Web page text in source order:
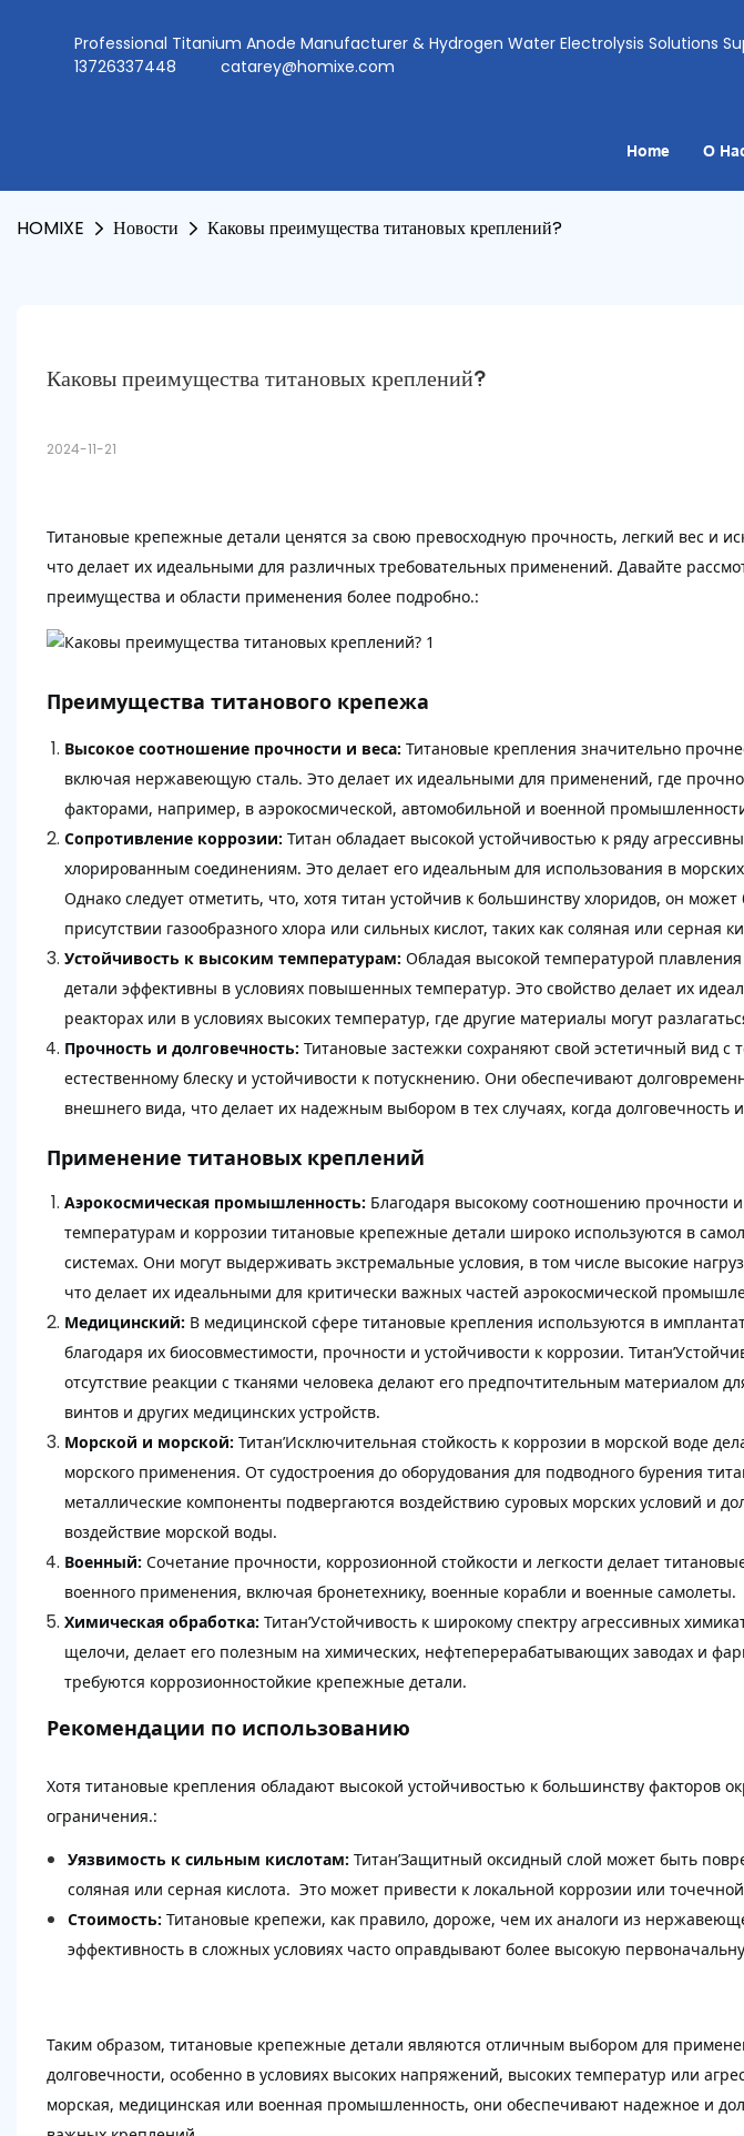
Professional Titanium Anode Manufacturer & Hydrogen Water Electrolysis
13726337448
catarey@homixe.com
Home О
HOMIXE Новости Каковы преимущества титановых креплений?
Каковы преимущества титановых креплений?
2024-11-21
Титановые крепежные детали ценятся за свою превосходную прочность, легкий вес и
что делает их идеальными для различных требовательных применений. Давайте
преимущества и области применения более подробно.:
Преимущества титанового крепежа
Высокое соотношение прочности и веса: Титановые крепления значительно
включая нержавеющую сталь. Это делает их идеальными для применений, где
факторами, например, в аэрокосмической, автомобильной и военной
Сопротивление коррозии: Титан обладает высокой устойчивостью к ряду
хлорированным соединениям. Это делает его идеальным для использования в
Однако следует отметить, что, хотя титан устойчив к большинству хлоридов, он
присутствии газообразного хлора или сильных кислот, таких как соляная или серная
Устойчивость к высоким температурам: Обладая высокой температурой
детали эффективны в условиях повышенных температур. Это свойство делает их
реакторах или в условиях высоких температур, где другие материалы могут
Прочность и долговечность: Титановые застежки сохраняют свой эстетичный вид с
естественному блеску и устойчивости к потускнению. Они обеспечивают
внешнего вида, что делает их надежным выбором в тех случаях, когда
Применение титановых креплений
Аэрокосмическая промышленность: Благодаря высокому соотношению прочности
температурам и коррозии титановые крепежные детали широко используются в
системах. Они могут выдерживать экстремальные условия, в том числе высокие
что делает их идеальными для критически важных частей аэрокосмической
Медицинский: В медицинской сфере титановые крепления используются в
благодаря их биосовместимости, прочности и устойчивости к коррозии.
отсутствие реакции с тканями человека делают его предпочтительным материалом
винтов и других медицинских устройств.
Морской и морской: Титан’Исключительная стойкость к коррозии в морской воде
морского применения. От судостроения до оборудования для подводного бурения
металлические компоненты подвергаются воздействию суровых морских условий и
воздействие морской воды.
Военный: Сочетание прочности, коррозионной стойкости и легкости делает
военного применения, включая бронетехнику, военные корабли и военные самолеты.
Химическая обработка: Титан’Устойчивость к широкому спектру агрессивных
щелочи, делает его полезным на химических, нефтеперерабатывающих заводах и
требуются коррозионностойкие крепежные детали.
Рекомендации по использованию
Хотя титановые крепления обладают высокой устойчивостью к большинству факторов
ограничения.:
Уязвимость к сильным кислотам:Титан’Защитный оксидный слой может быть
соляная или серная кислота. Это может привести к локальной коррозии или
Стоимость:Титановые крепежи, как правило, дороже, чем их аналоги из
эффективность в сложных условиях часто оправдывают более высокую
Таким образом, титановые крепежные детали являются отличным выбором для
долговечности, особенно в условиях высоких напряжений, высоких температур или
морская, медицинская или военная промышленность, они обеспечивают надежное и